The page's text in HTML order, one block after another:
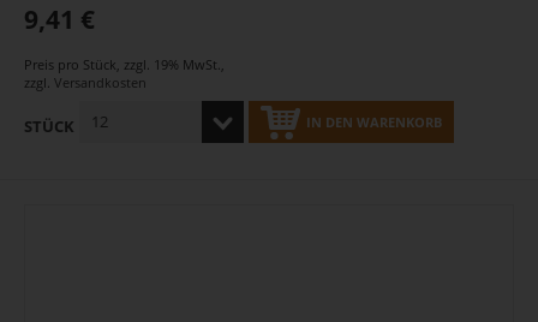
9,41 €
Preis pro Stück zzgl. 19% MwSt.
zzgl. Versandkosten
STÜCK IN DEN WARENKORB